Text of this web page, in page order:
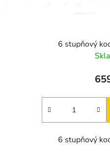
6 stupňový
6 stupňový